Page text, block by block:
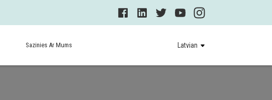
Sazinies Ar Mums Latvian